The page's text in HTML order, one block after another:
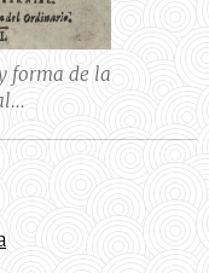
forma de la